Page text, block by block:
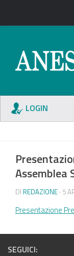
LOGIN
Assemblea
DI REDAZIONE · 5
Presentazione
SEGUICI: